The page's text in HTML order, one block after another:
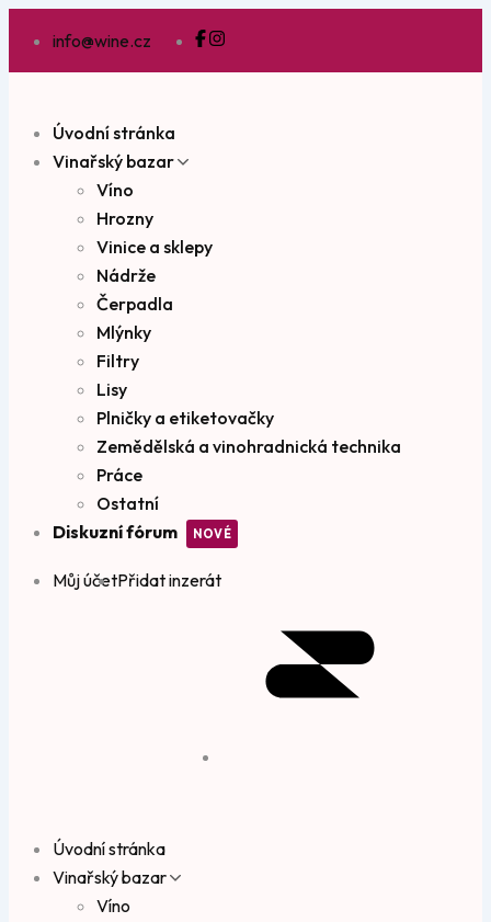
info@wine.cz
Úvodní stránka
Vinařský bazar
Víno
Hrozny
Vinice a sklepy
Nádrže
Čerpadla
Mlýnky
Filtry
Lisy
Plničky a etiketovačky
Zemědělská a vinohradnická technika
Práce
Ostatní
Diskuzní fórum
Můj účetPřidat inzerát
Úvodní stránka
Vinařský bazar
Víno